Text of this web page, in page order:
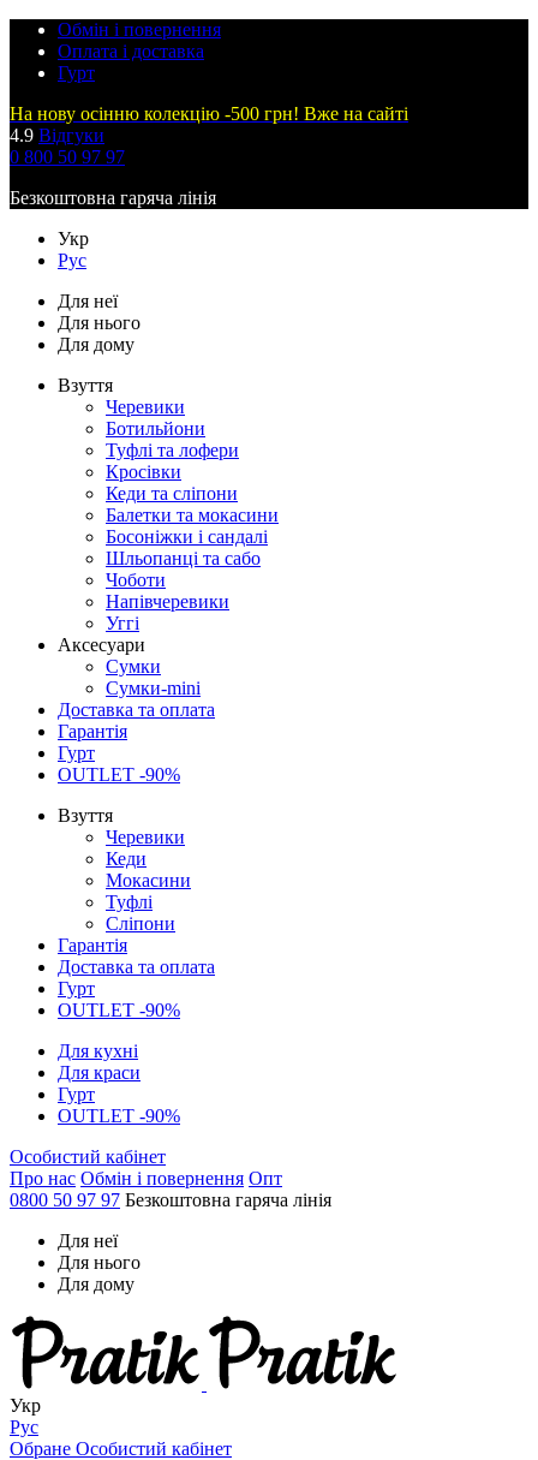
Обмін і повернення
Оплата і доставка
Гурт
На нову осінню колекцію -500 грн! Вже на сайті
4.9 Відгуки
0 800 50 97 97
Безкоштовна гаряча лінія
Укр
Рус
Для неї
Для нього
Для дому
Взуття
Черевики
Ботильйони
Туфлі та лофери
Кросівки
Кеди та сліпони
Балетки та мокасини
Босоніжки і сандалі
Шльопанці та сабо
Чоботи
Напівчеревики
Уггі
Аксесуари
Сумки
Сумки-mini
Доставка та оплата
Гарантія
Гурт
OUTLET -90%
Взуття
Черевики
Кеди
Мокасини
Туфлі
Сліпони
Гарантія
Доставка та оплата
Гурт
OUTLET -90%
Для кухні
Для краси
Гурт
OUTLET -90%
Особистий кабінет
Про нас Обмін і повернення Опт
0800 50 97 97 Безкоштовна гаряча лінія
Для неї
Для нього
Для дому
Укр
Рус
Обране Особистий кабінет